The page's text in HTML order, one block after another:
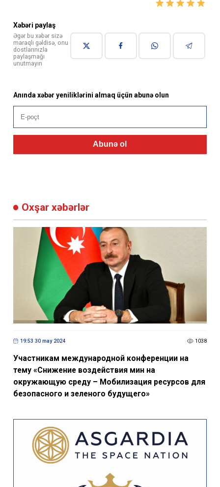
Xəbəri paylaş
Əgər bu xəbər sizə
maraqlı gəldisə, onu
dostlarınızla
paylaşmağı
unutmayın
Anında xəbər yeniliklərini almaq üçün abunə olun
Abunə ol
Oxşar xəbərlər
19:53 30 may 2024 1038
Участникам международной конференции на
тему «Снижение воздействия мин на
окружающую среду – Мобилизация ресурсов для
безопасного и зеленого будущего»